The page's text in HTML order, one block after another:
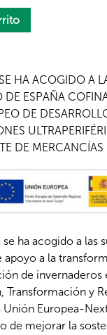
HA ACOGIDO A
DE ESPAÑA
DE
DE MERCANCÍAS
se ha acogido a las
apoyo a la
de invernaderos
Transformación y
Europea-
de mejorar la